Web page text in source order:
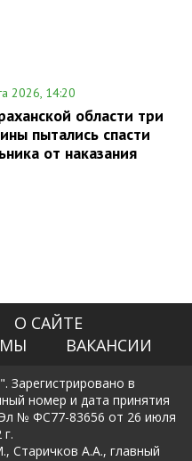
2026, 14:20
области три
пытались спасти
от наказания
О САЙТЕ
ВАКАНСИИ
Зарегистрировано в
номер и дата принятия
№ ФС77-83656 от 26 июля
г.
Старичков А.А., главный